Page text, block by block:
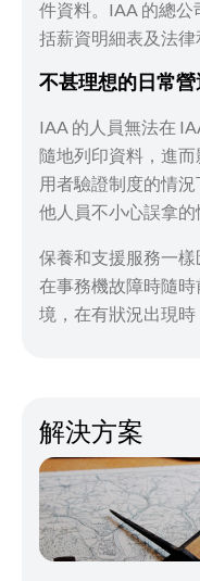
件資料。IAA 的總
括薪資明細表及法律
不甚理想的日常
IAA 的人員無法在
隨地列印資料，進
用者驗證制度的情
他人員不小心誤拿的
保養和支援服務一
在事務機故障時隨
境，在有狀況出現時
解決方案